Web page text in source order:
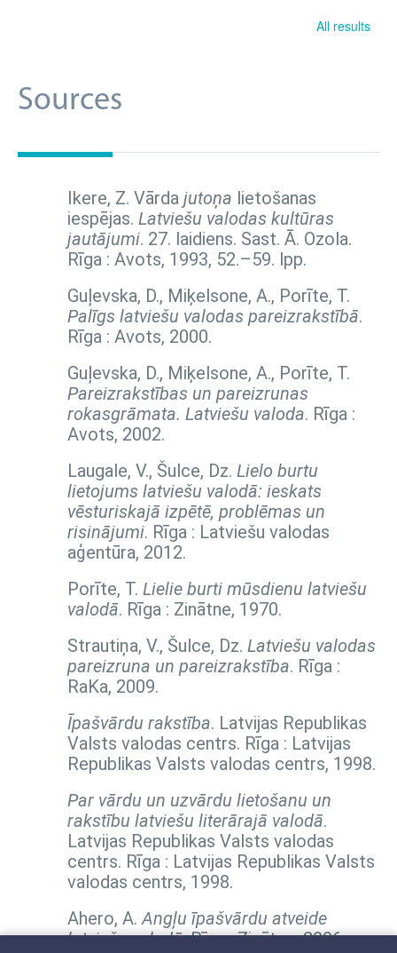
All results
Sources
Ikere, Z. Vārda jutoņa lietošanas
iespējas. Latviešu valodas kultūras
jautājumi. 27. laidiens. Sast. Ā. Ozola.
Rīga : Avots, 1993, 52.–59. lpp.
Guļevska, D., Miķelsone, A., Porīte, T.
Palīgs latviešu valodas pareizrakstībā.
Rīga : Avots, 2000.
Guļevska, D., Miķelsone, A., Porīte, T.
Pareizrakstības un pareizrunas
rokasgrāmata. Latviešu valoda. Rīga :
Avots, 2002.
Laugale, V., Šulce, Dz. Lielo burtu
lietojums latviešu valodā: ieskats
vēsturiskajā izpētē, problēmas un
risinājumi. Rīga : Latviešu valodas
aģentūra, 2012.
Porīte, T. Lielie burti mūsdienu latviešu
valodā. Rīga : Zinātne, 1970.
Strautiņa, V., Šulce, Dz. Latviešu valodas
pareizruna un pareizrakstība. Rīga :
RaKa, 2009.
Īpašvārdu rakstība. Latvijas Republikas
Valsts valodas centrs. Rīga : Latvijas
Republikas Valsts valodas centrs, 1998.
Par vārdu un uzvārdu lietošanu un
rakstību latviešu literārajā valodā.
Latvijas Republikas Valsts valodas
centrs. Rīga : Latvijas Republikas Valsts
valodas centrs, 1998.
Ahero, A.Angļu īpašvārdu atveide
latviešu valodā. Rīga : Zinātne, 2006.